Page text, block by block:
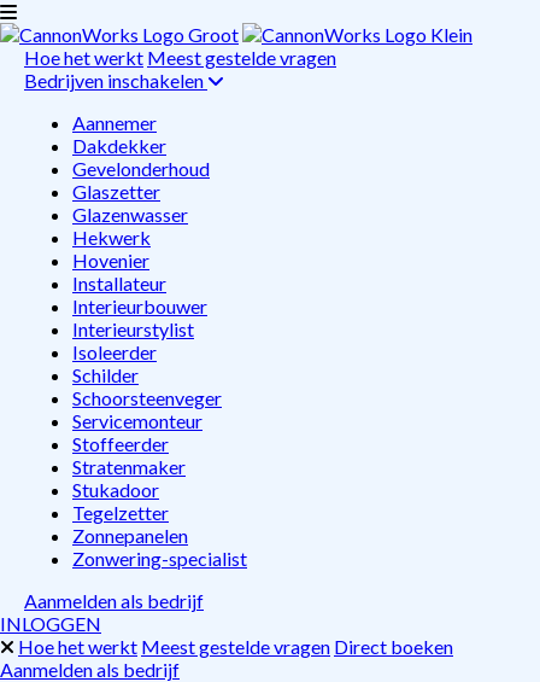
Hoe het werkt Meest gestelde vragen
Bedrijven inschakelen
Aannemer
Dakdekker
Gevelonderhoud
Glaszetter
Glazenwasser
Hekwerk
Hovenier
Installateur
Interieurbouwer
Interieurstylist
Isoleerder
Schilder
Schoorsteenveger
Servicemonteur
Stoffeerder
Stratenmaker
Stukadoor
Tegelzetter
Zonnepanelen
Zonwering-specialist
Aanmelden als bedrijf
INLOGGEN
Hoe het werkt Meest gestelde vragen Direct boeken
Aanmelden als bedrijf